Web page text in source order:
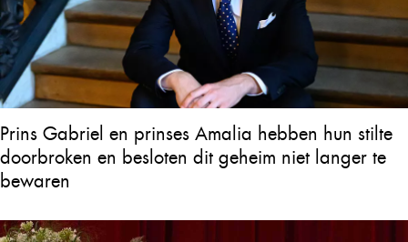
Prins Gabriel en prinses Amalia hebben hun stilte
doorbroken en besloten dit geheim niet langer te
bewaren